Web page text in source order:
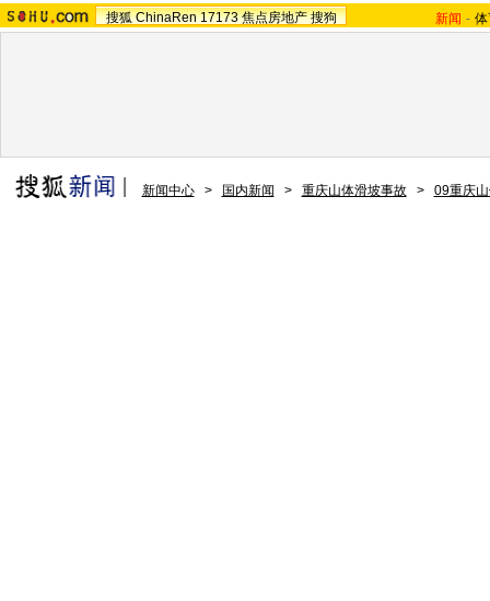
搜狐 ChinaRen 17173 焦点房地产 搜狗 新闻 -
新闻中心 > 国内新闻 > 重庆山体滑坡事故 > 09重庆